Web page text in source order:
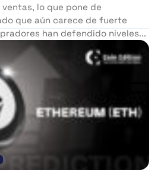
lo que pone de
que aún carece de fuerte
han defendido niveles...